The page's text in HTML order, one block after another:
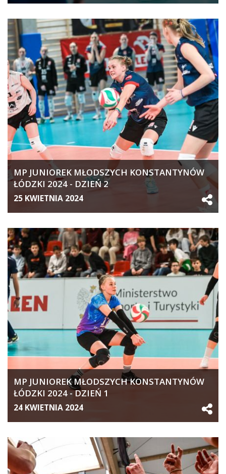
MP JUNIOREK MŁODSZYCH KONSTANTYNÓW
ŁÓDZKI 2024 - DZIEŃ 2
25 KWIETNIA 2024
MP JUNIOREK MŁODSZYCH KONSTANTYNÓW
ŁÓDZKI 2024 - DZIEŃ 1
24 KWIETNIA 2024